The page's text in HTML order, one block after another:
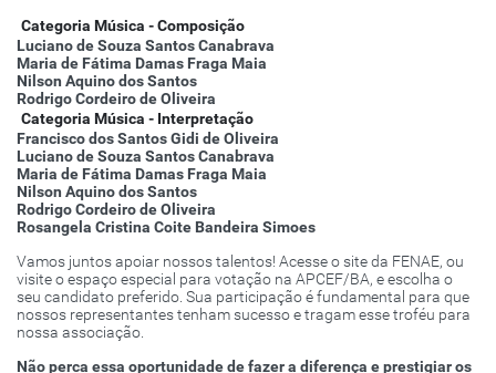
Categoria Música - Composição
Luciano de Souza Santos Canabrava
Maria de Fátima Damas Fraga Maia
Nilson Aquino dos Santos
Rodrigo Cordeiro de Oliveira
Categoria Música - Interpretação
Francisco dos Santos Gidi de Oliveira
Luciano de Souza Santos Canabrava
Maria de Fátima Damas Fraga Maia
Nilson Aquino dos Santos
Rodrigo Cordeiro de Oliveira
Rosangela Cristina Coite Bandeira Simoes
Vamos juntos apoiar nossos talentos! Acesse o site da FENAE, ou
visite o espaço especial para votação na APCEF/BA, e escolha o
seu candidato preferido. Sua participação é fundamental para que
nossos representantes tenham sucesso e tragam esse troféu para
nossa associação.
Não perca essa oportunidade de fazer a diferença e prestigiar os